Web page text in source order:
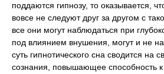
поддаются гипнозу, то оказывается,
вовсе не следуют друг за другом с
все они могут наблюдаться при
под влиянием внушения, могут и не
суть гипнотического сна сводится на
сознания, повышающее способность